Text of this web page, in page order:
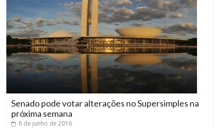
Senado pode votar alterações no Supersimples na
próxima semana
8 de junho de 2016